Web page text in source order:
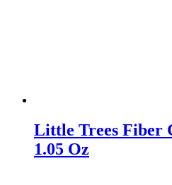
Little Trees Fiber
1.05 Oz